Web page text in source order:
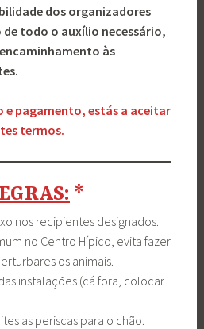
dos organizadores
todo o auxílio necessário,
às
e pagamento, estás a aceitar
termos.
*
nos recipientes designados.
no Centro Hípico, evita fazer
os animais.
instalações (cá fora, colocar
as periscas para o chão.